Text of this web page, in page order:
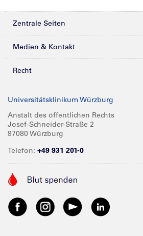
Zentrale Seiten
Kliniken & Zentren
Forschung
Karriere
Medien & Kontakt
Presse
Glossar
Spenden
Anreise
Recht
Compliance
Impressum
Barrierefreiheit
Universitätsklinikum Würzburg
Anstalt des öffentlichen Rechts
Josef-Schneider-Straße 2
97080 Würzburg
Telefon: +49 931 201-0